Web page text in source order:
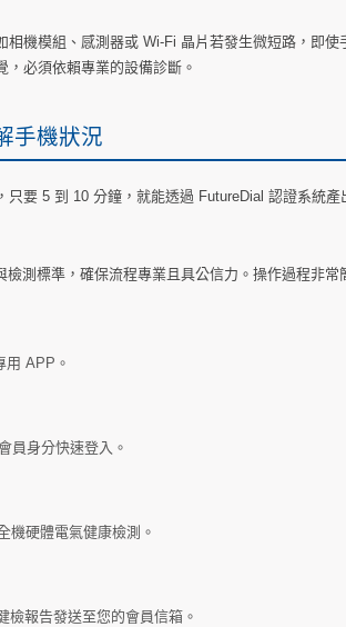
機模組、感測器或 Wi-Fi 晶片若發生微短路，即
必須依賴專業的設備診斷。
手機狀況
要 5 到 10 分鐘，就能透過 FutureDial 認證系統
測標準，確保流程專業且具公信力。操作過程非常
用 APP。
員身分快速登入。
機硬體電氣健康檢測。
檢報告發送至您的會員信箱。